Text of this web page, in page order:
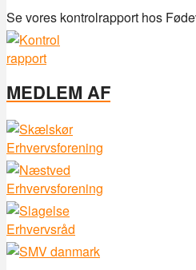
Se vores kontrolrapport hos
MEDLEM AF